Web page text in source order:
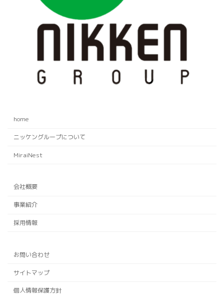
home
ニッケングループについて
MiraiNest
会社概要
事業紹介
採用情報
お問い合わせ
サイトマップ
個人情報保護方針